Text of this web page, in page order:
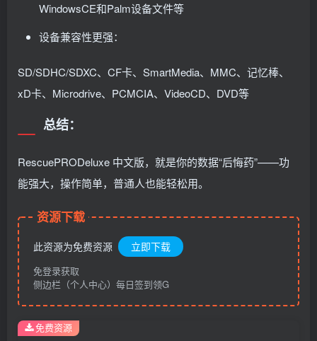
WindowsCE和Palm设备文件等
设备兼容性更强：
SD/SDHC/SDXC、CF卡、SmartMedia、MMC、记忆棒、
xD卡、Microdrive、PCMCIA、VideoCD、DVD等
总结：
RescuePRODeluxe 中文版，就是你的数据“后悔药”——功
能强大，操作简单，普通人也能轻松用。
资源下载
此资源为免费资源 立即下载
免登录获取
侧边栏（个人中心）每日签到领G
免费资源